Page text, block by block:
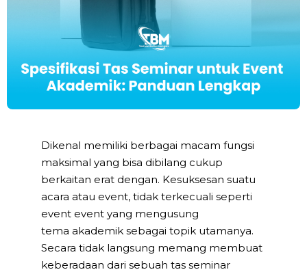
Dikenal memiliki berbagai macam fungsi
maksimal yang bisa dibilang cukup
berkaitan erat dengan. Kesuksesan suatu
acara atau event, tidak terkecuali seperti
event event yang mengusung
tema akademik sebagai topik utamanya.
Secara tidak langsung memang membuat
keberadaan dari sebuah tas seminar